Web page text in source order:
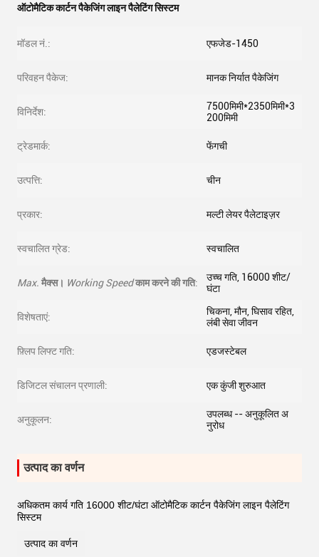
ऑटोमैटिक कार्टन पैकेजिंग लाइन पैलेटिंग सिस्टम
मॉडल नं.: एफजेड-1450
परिवहन पैकेज: मानक निर्यात पैकेजिंग
विनिर्देश:
7500मिमी*2350मिमी*3
200मिमी
ट्रेडमार्क: फेंगची
उत्पत्ति: चीन
प्रकार: मल्टी लेयर पैलेटाइज़र
स्वचालित ग्रेड: स्वचालित
Max. मैक्स। Working Speedकाम करने की गति:
उच्च गति, 16000 शीट/
घंटा
विशेषताएं:
चिकना, मौन, घिसाव रहित,
लंबी सेवा जीवन
फ़्लिप लिफ्ट गति: एडजस्टेबल
डिजिटल संचालन प्रणाली: एक कुंजी शुरुआत
अनुकूलन:
उपलब्ध -- अनुकूलित अ
नुरोध
उत्पाद का वर्णन
अधिकतम कार्य गति 16000 शीट/घंटा ऑटोमैटिक कार्टन पैकेजिंग लाइन पैलेटिंग
सिस्टम
उत्पाद का वर्णन